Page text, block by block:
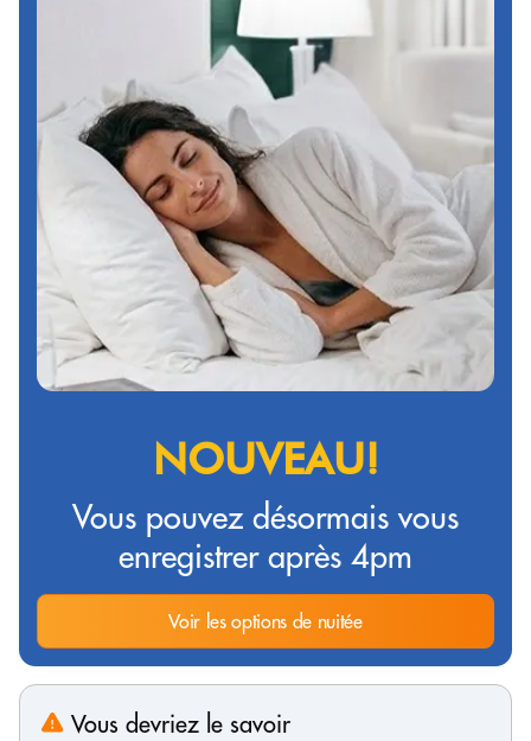
NOUVEAU!
Vous pouvez désormais vous
enregistrer après 4pm
Voir les options de nuitée
Vous devriez le savoir